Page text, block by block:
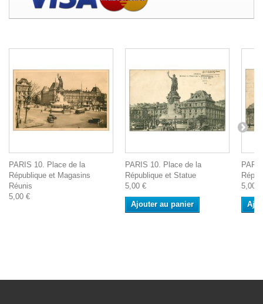
PARIS 10. Place de la
République et Magasins
Réunis
5,00 €
PARIS 10. Place de la
République et Statue
5,00 €
Ajouter au panier
5,00 €